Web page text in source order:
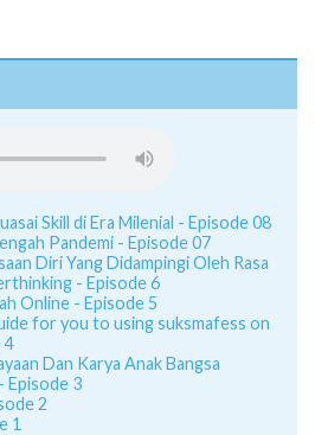
Skill di Era Milenial - Episode 08
Pandemi - Episode 07
Diri Yang Didampingi Oleh Rasa
- Episode 6
Online - Episode 5
for you to using suksmafess on
4
Dan Karya Anak Bangsa
Episode 3
2
1